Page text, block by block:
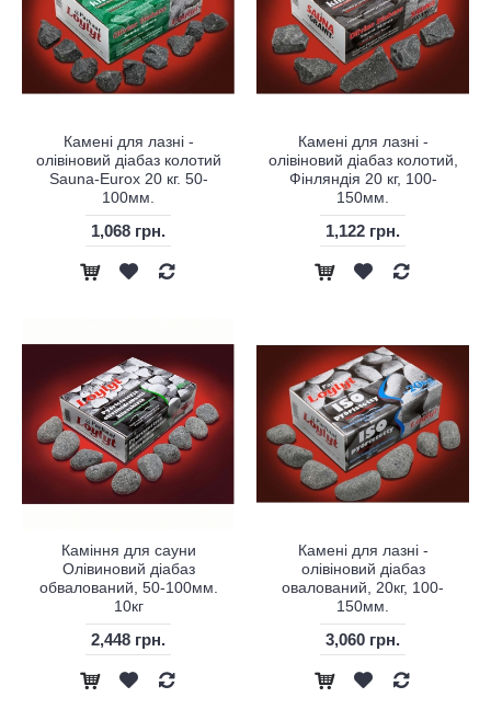
Камені для лазні -
олівіновий діабаз колотий
Sauna-Eurox 20 кг. 50-
100мм.
1,068 грн.
Камені для лазні -
олівіновий діабаз колотий,
Фінляндія 20 кг, 100-
150мм.
1,122 грн.
Каміння для сауни
Олівиновий діабаз
обвалований, 50-100мм.
10кг
2,448 грн.
Камені для лазні -
олівіновий діабаз
овалований, 20кг, 100-
150мм.
3,060 грн.